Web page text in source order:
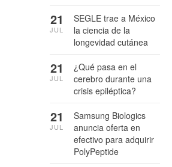
SEGLE trae a México
la ciencia de la
longevidad cutánea
21
JUL
¿Qué pasa en el
cerebro durante una
crisis epiléptica?
21
JUL
Samsung Biologics
anuncia oferta en
efectivo para adquirir
PolyPeptide
21
JUL